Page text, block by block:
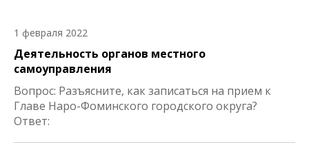
1 февраля 2022
Деятельность органов местного
самоуправления
Вопрос: Разъясните, как записаться на прием к
Главе Наро-Фоминского городского округа?
Ответ: